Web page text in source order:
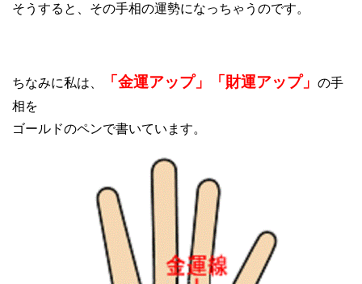
そうすると、その手相の運勢になっちゃうのです。
ちなみに私は、 「金運アップ」「財運アップ」 の手
相を
ゴールドのペンで書いています。